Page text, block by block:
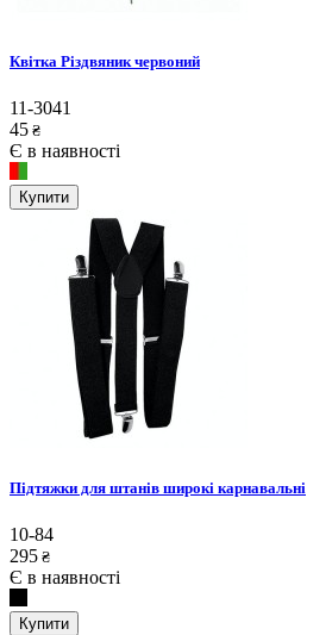
Квітка Різдвяник червоний
11-3041
45 ₴
Є в наявності
Купити
Підтяжки для штанів широкі карнавальні
10-84
295 ₴
Є в наявності
Купити